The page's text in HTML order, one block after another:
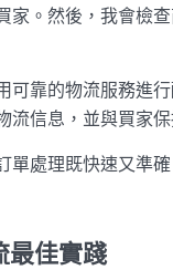
家。然後，我會檢
可靠的物流服務進
流信息，並與買家保
單處理既快速又準
最佳實踐